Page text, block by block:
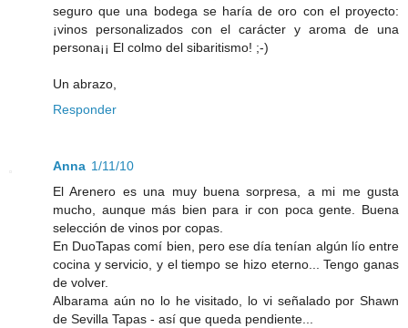
seguro que una bodega se haría de oro con el proyecto:
¡vinos personalizados con el carácter y aroma de una
persona¡¡ El colmo del sibaritismo! ;-)
Un abrazo,
Responder
Anna 1/11/10
El Arenero es una muy buena sorpresa, a mi me gusta
mucho, aunque más bien para ir con poca gente. Buena
selección de vinos por copas.
En DuoTapas comí bien, pero ese día tenían algún lío entre
cocina y servicio, y el tiempo se hizo eterno... Tengo ganas
de volver.
Albarama aún no lo he visitado, lo vi señalado por Shawn
de Sevilla Tapas - así que queda pendiente...